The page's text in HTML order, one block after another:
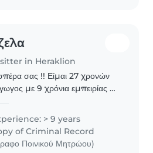
in Heraklion
σας !! Είμαι 27 χρονών
με 9 χρόνια εμπειρίας σε
Έχω τελειώσει το τμήμα
αγωγής και
σχεδιασμού..
> 9 years
of Criminal Record
Ποινικού Μητρώου)